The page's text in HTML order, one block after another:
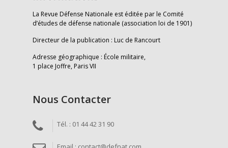
La Revue Défense Nationale est éditée par le Comité
d’études de défense nationale (association loi de 1901)
Directeur de la publication : Luc de Rancourt
Adresse géographique : École militaire,
1 place Joffre, Paris VII
Nous Contacter
Tél. : 01 44 42 31 90